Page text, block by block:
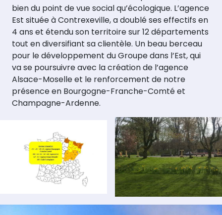
bien du point de vue social qu’écologique. L’agence
Est située à Contrexeville, a doublé ses effectifs en
4 ans et étendu son territoire sur 12 départements
tout en diversifiant sa clientèle. Un beau berceau
pour le développement du Groupe dans l’Est, qui
va se poursuivre avec la création de l’agence
Alsace-Moselle et le renforcement de notre
présence en Bourgogne-Franche-Comté et
Champagne-Ardenne.